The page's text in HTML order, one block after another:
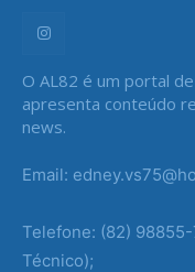
O AL82 é um portal
apresenta conteúdo
news.
Email:
Telefone: (82)
Técnico);